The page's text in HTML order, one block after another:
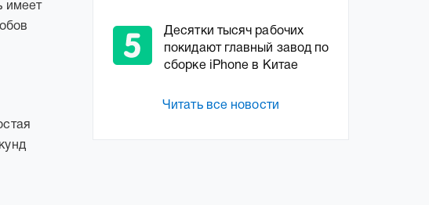
имеет
Десятки тысяч рабочих
покидают главный завод по
сборке iPhone в Китае
Читать все новости